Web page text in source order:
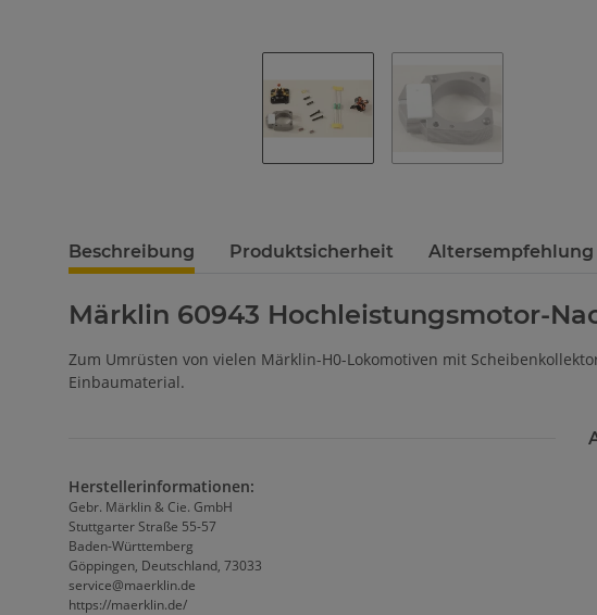
Beschreibung Produktsicherheit Altersempfehlung
Märklin 60943 Hochleistungsmotor-
Zum Umrüsten von vielen Märklin-H0-Lokomotiven mit
Einbaumaterial.
Herstellerinformationen:
Gebr. Märklin & Cie. GmbH
Stuttgarter Straße 55-57
Baden-Württemberg
Göppingen, Deutschland, 73033
service@maerklin.de
https://maerklin.de/